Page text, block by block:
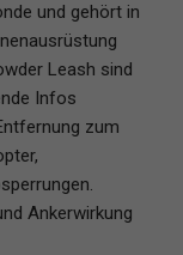
und gehört in
Leash sind
Infos
zum
Ankerwirkung